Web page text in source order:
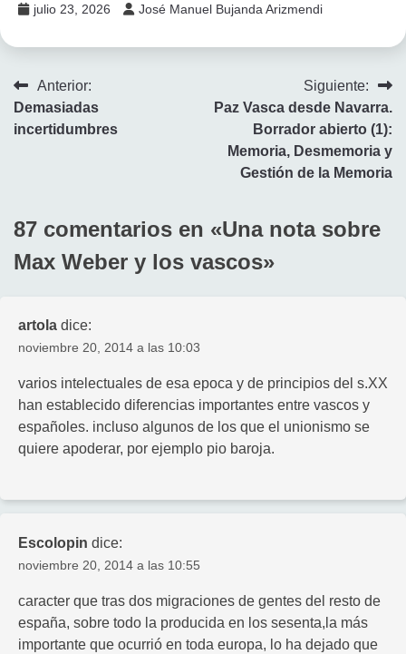
julio 23, 2026 José Manuel Bujanda Arizmendi
Navegación
de
Anterior:
Demasiadas
incertidumbres
Siguiente:
Paz Vasca desde Navarra.
Borrador abierto (1):
Memoria, Desmemoria y
Gestión de la Memoria
87 comentarios en «Una nota sobre
Max Weber y los vascos»
artola dice:
noviembre 20, 2014 a las 10:03
varios intelectuales de esa epoca y de principios del s.XX
han establecido diferencias importantes entre vascos y
españoles. incluso algunos de los que el unionismo se
quiere apoderar, por ejemplo pio baroja.
Escolopin dice:
noviembre 20, 2014 a las 10:55
caracter que tras dos migraciones de gentes del resto de
españa, sobre todo la producida en los sesenta,la más
importante que ocurrió en toda europa, lo ha dejado que